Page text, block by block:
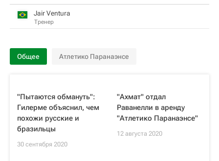
Jair Ventura
Тренер
Общее Атлетико Паранаэнсе
"Пытаются обмануть":
Гилерме объяснил, чем
похожи русские и
бразильцы
30 сентября 2020
"Ахмат" отдал
Раванелли в аренду
"Атлетико Паранаэнсе"
12 августа 2020